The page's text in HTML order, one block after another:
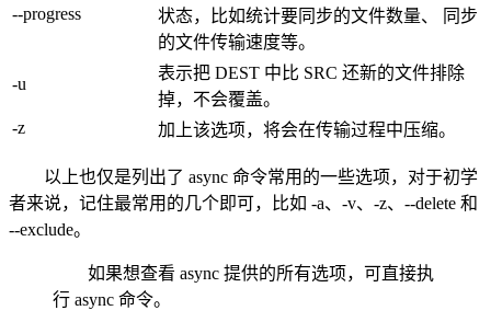
--progress
状态，比如统计要同步的文件数量、 同步
的文件传输速度等。
-u
表示把 DEST 中比 SRC 还新的文件排除
掉，不会覆盖。
-z
加上该选项，将会在传输过程中压缩。
以上也仅是列出了 async 命令常用的一些选项，对于初学
者来说，记住最常用的几个即可，比如 -a、-v、-z、--delete 和
--exclude。
如果想查看 async 提供的所有选项，可直接执
行 async 命令。